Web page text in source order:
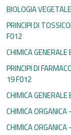
BIOLOGIA
PRINCIPI DI
F012
CHIMICA
PRINCIPI DI
19 F012
CHIMICA
CHIMICA
CHIMICA